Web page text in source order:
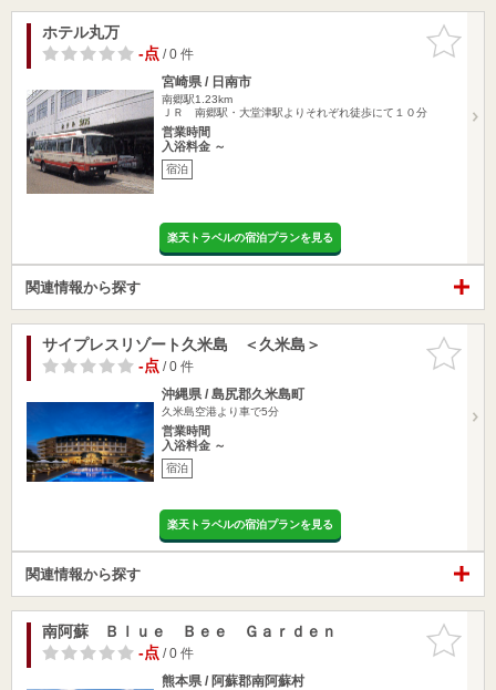
お気に入
りに追加
ホテル丸万
-点/ 0 件
宮崎県 / 日南市
南郷駅1.23km
ＪＲ 南郷駅・大堂津駅よりそれぞれ徒歩にて１０分
営業時間
入浴料金 ～
宿泊
楽天トラベルの宿泊プランを見る
関連情報から探す
お気に入
りに追加
サイプレスリゾート久米島 ＜久米島＞
-点/ 0 件
沖縄県 / 島尻郡久米島町
久米島空港より車で5分
営業時間
入浴料金 ～
宿泊
楽天トラベルの宿泊プランを見る
関連情報から探す
お気に入
りに追加
南阿蘇 Ｂｌｕｅ Ｂｅｅ Ｇａｒｄｅｎ
-点/ 0 件
熊本県 / 阿蘇郡南阿蘇村